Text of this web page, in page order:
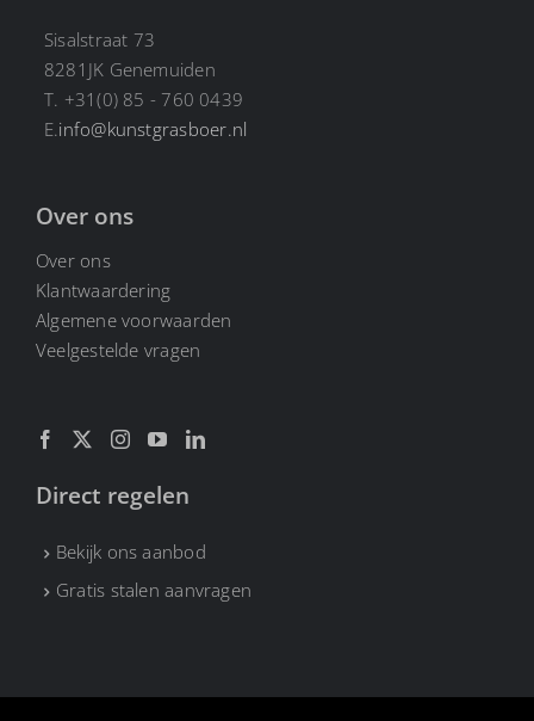
Sisalstraat 73
8281JK Genemuiden
T. +31(0) 85 - 760 0439
E.info@kunstgrasboer.nl
Over ons
Over ons
Klantwaardering
Algemene voorwaarden
Veelgestelde vragen
Direct regelen
Bekijk ons aanbod
Gratis stalen aanvragen